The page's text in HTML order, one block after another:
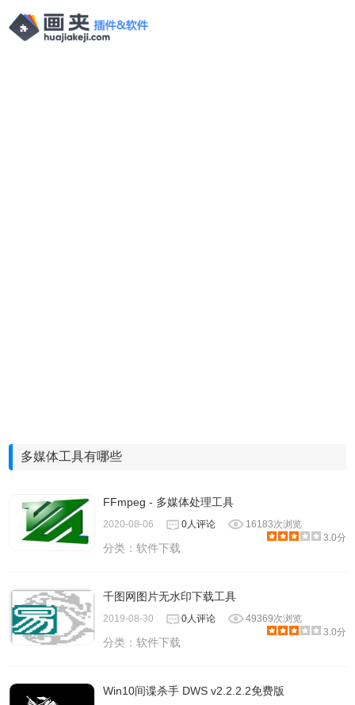
多媒体工具有哪些
FFmpeg - 多媒体处理工具
2020-08-06 0人评论
16183次浏览
3.0分
分类：软件下载
千图网图片无水印下载工具
2019-08-30 0人评论
49369次浏览
3.0分
分类：软件下载
Win10间谍杀手 DWS v2.2.2.2免费版